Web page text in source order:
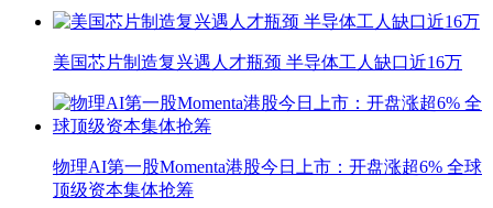
美国芯片制造复兴遇人才瓶颈 半导体工人缺口近16万
物理AI第一股Momenta港股今日上市：开盘涨超6% 全球
顶级资本集体抢筹